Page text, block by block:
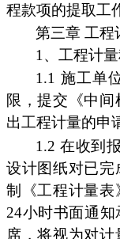
程款项的提取工
第三章 工程
1、工程计
1.1 施工单
限，提交《中
出工程计量的申
1.2 在收到
设计图纸对已完
制《工程计量
24小时书面通
席，将视为对